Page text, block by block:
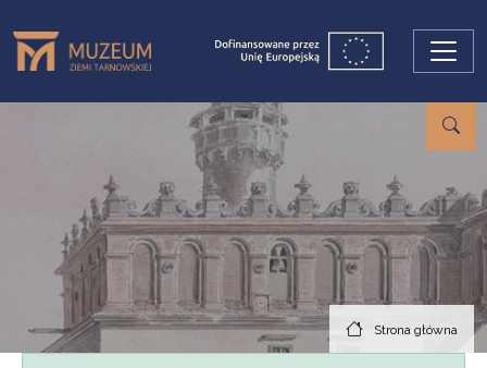
Strona główna